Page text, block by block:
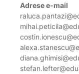
Adrese e-mail